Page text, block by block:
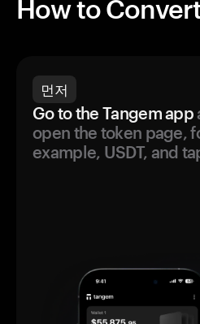
How to
먼저
Go to the Tangem app
open the token page,
example, USDT, and